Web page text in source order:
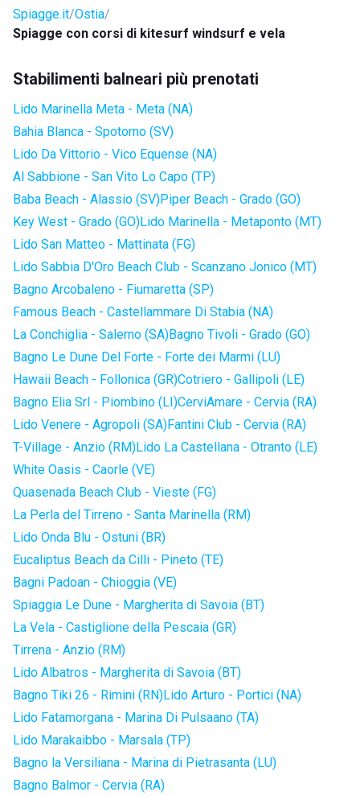
Spiagge.it Ostia
Spiagge con corsi di kitesurf windsurf e vela
Stabilimenti balneari più prenotati
Lido Marinella Meta - Meta (NA)
Bahia Blanca - Spotorno (SV)
Lido Da Vittorio - Vico Equense (NA)
Al Sabbione - San Vito Lo Capo (TP)
Baba Beach - Alassio (SV)Piper Beach - Grado (GO)
Key West - Grado (GO)Lido Marinella - Metaponto (MT)
Lido San Matteo - Mattinata (FG)
Lido Sabbia D'Oro Beach Club - Scanzano Jonico (MT)
Bagno Arcobaleno - Fiumaretta (SP)
Famous Beach - Castellammare Di Stabia (NA)
La Conchiglia - Salerno (SA)Bagno Tivoli - Grado (GO)
Bagno Le Dune Del Forte - Forte dei Marmi (LU)
Hawaii Beach - Follonica (GR)Cotriero - Gallipoli (LE)
Bagno Elia Srl - Piombino (LI)CerviAmare - Cervia (RA)
Lido Venere - Agropoli (SA)Fantini Club - Cervia (RA)
T-Village - Anzio (RM)Lido La Castellana - Otranto (LE)
White Oasis - Caorle (VE)
Quasenada Beach Club - Vieste (FG)
La Perla del Tirreno - Santa Marinella (RM)
Lido Onda Blu - Ostuni (BR)
Eucaliptus Beach da Cilli - Pineto (TE)
Bagni Padoan - Chioggia (VE)
Spiaggia Le Dune - Margherita di Savoia (BT)
La Vela - Castiglione della Pescaia (GR)
Tirrena - Anzio (RM)
Lido Albatros - Margherita di Savoia (BT)
Bagno Tiki 26 - Rimini (RN)Lido Arturo - Portici (NA)
Lido Fatamorgana - Marina Di Pulsaano (TA)
Lido Marakaibbo - Marsala (TP)
Bagno la Versiliana - Marina di Pietrasanta (LU)
Bagno Balmor - Cervia (RA)